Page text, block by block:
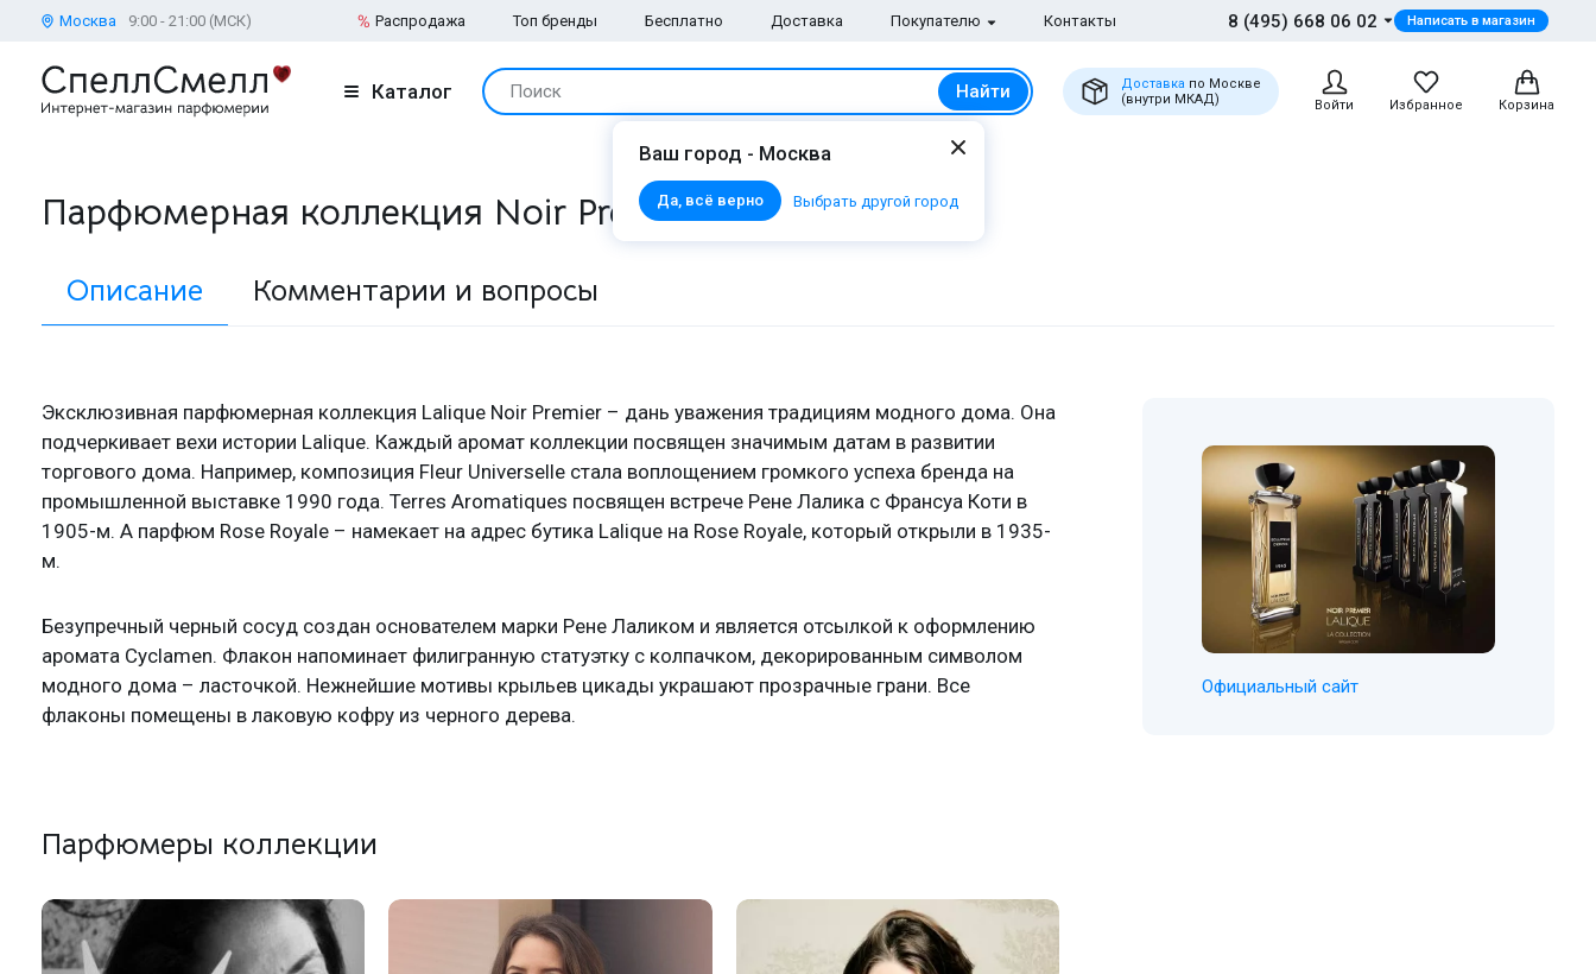
Москва 9:00 - 21:00 (МСК) Распродажа Топ бренды Бесплатно Доставка Покупателю Контакты 8 (495) 668 06 02 Написать в магазин
Каталог Поиск Найти Доставка по Москве
(внутри МКАД)
Войти Избранное Корзина
Ваш город - Москва
Да, всё верно Выбрать другой город
Парфюмерная коллекция Noir Premier отLalique
Описание Комментарии и вопросы
Эксклюзивная парфюмерная коллекция Lalique Noir Premier – дань уважения традициям модного дома. Она
подчеркивает вехи истории Lalique. Каждый аромат коллекции посвящен значимым датам в развитии
торгового дома. Например, композиция Fleur Universelle стала воплощением громкого успеха бренда на
промышленной выставке 1990 года. Terres Aromatiques посвящен встрече Рене Лалика с Франсуа Коти в
1905-м. А парфюм Rose Royale – намекает на адрес бутика Lalique на Rose Royale, который открыли в 1935-
м.
Безупречный черный сосуд создан основателем марки Рене Лаликом и является отсылкой к оформлению
аромата Cyclamen. Флакон напоминает филигранную статуэтку с колпачком, декорированным символом
модного дома – ласточкой. Нежнейшие мотивы крыльев цикады украшают прозрачные грани. Все
флаконы помещены в лаковую кофру из черного дерева.
Парфюмеры коллекции
Официальный сайт